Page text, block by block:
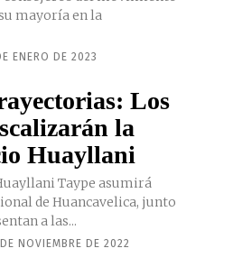
mayoría en la
ENERO DE 2023
Los
la
Huayllani
Taype asumirá
de Huancavelica, junto
a las...
NOVIEMBRE DE 2022